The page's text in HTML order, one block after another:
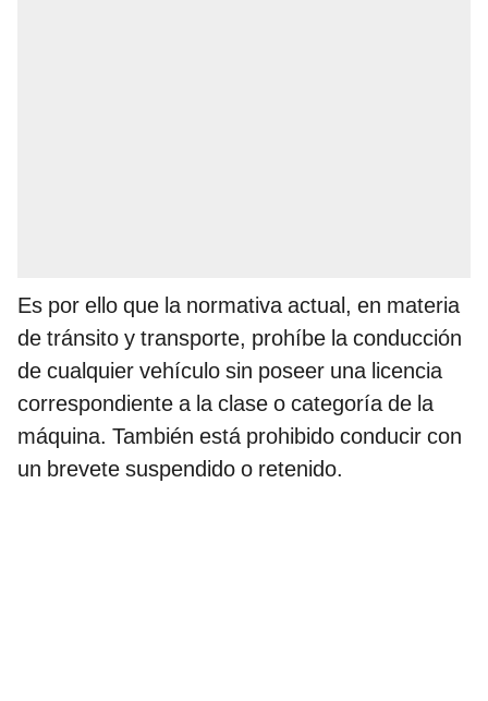
Es por ello que la normativa actual, en materia
de tránsito y transporte, prohíbe la conducción
de cualquier vehículo sin poseer una licencia
correspondiente a la clase o categoría de la
máquina. También está prohibido conducir con
un brevete suspendido o retenido.